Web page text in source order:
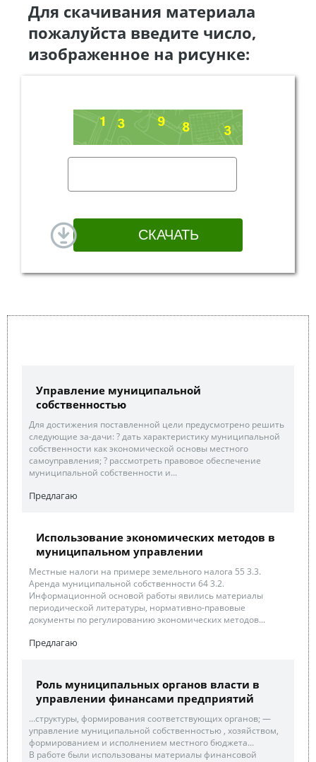
Для скачивания материала
пожалуйста введите число,
изображенное на рисунке:
Управление муниципальной
собственностью
Для достижения поставленной цели предусмотрено решить
следующие за-дачи: ? дать характеристику муниципальной
собственности как экономической основы местного
самоуправления; ? рассмотреть правовое обеспечение
муниципальной собственности и...
Предлагаю
Использование экономических методов в
муниципальном управлении
Местные налоги на примере земельного налога 55 3.3.
Аренда муниципальной собственности 64 3.2.
Информационной основой работы явились материалы
периодической литературы, нормативно-правовые
документы по регулированию экономических методов...
Предлагаю
Роль муниципальных органов власти в
управлении финансами предприятий
...структуры, формирования соответствующих органов; —
управление муниципальной собственностью , хозяйством,
формированием и исполнением местного бюджета...
В работе были использованы материалы финансовой